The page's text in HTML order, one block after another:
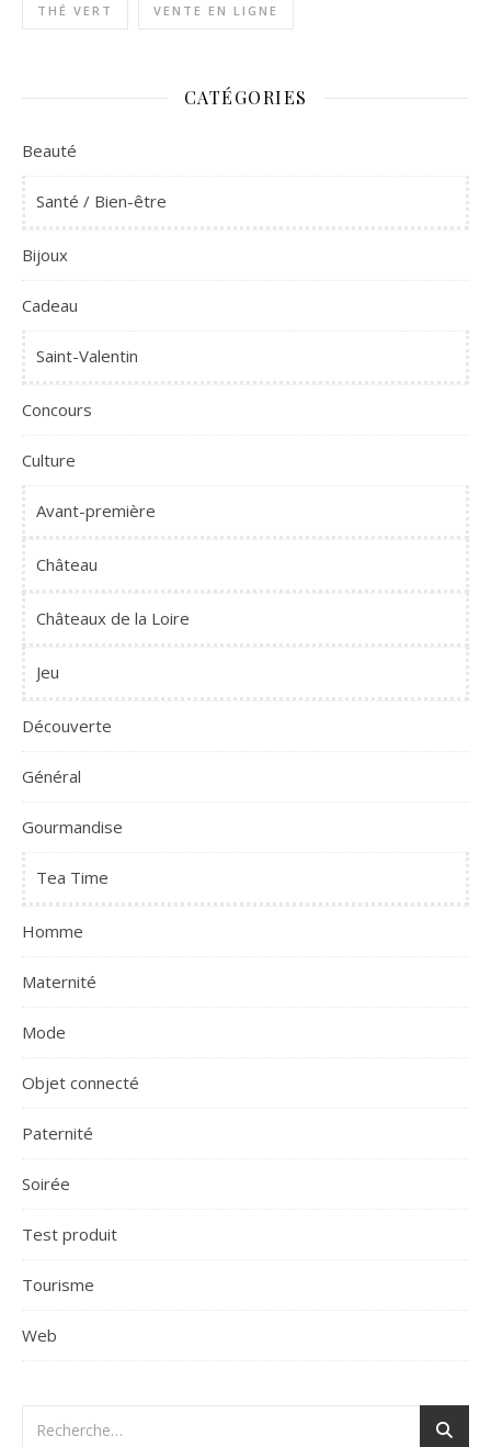
THÉ VERT VENTE EN LIGNE
CATÉGORIES
Beauté
Santé / Bien-être
Bijoux
Cadeau
Saint-Valentin
Concours
Culture
Avant-première
Château
Châteaux de la Loire
Jeu
Découverte
Général
Gourmandise
Tea Time
Homme
Maternité
Mode
Objet connecté
Paternité
Soirée
Test produit
Tourisme
Web